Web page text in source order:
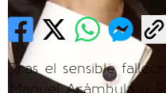
Tras el sensible
Manuel Arámbula y